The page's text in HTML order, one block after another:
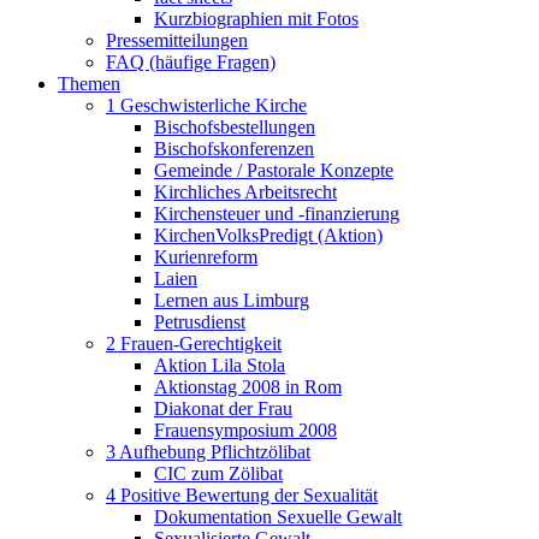
Kurzbiographien mit Fotos
Pressemitteilungen
FAQ (häufige Fragen)
Themen
1 Geschwisterliche Kirche
Bischofsbestellungen
Bischofskonferenzen
Gemeinde / Pastorale Konzepte
Kirchliches Arbeitsrecht
Kirchensteuer und -finanzierung
KirchenVolksPredigt (Aktion)
Kurienreform
Laien
Lernen aus Limburg
Petrusdienst
2 Frauen-Gerechtigkeit
Aktion Lila Stola
Aktionstag 2008 in Rom
Diakonat der Frau
Frauensymposium 2008
3 Aufhebung Pflichtzölibat
CIC zum Zölibat
4 Positive Bewertung der Sexualität
Dokumentation Sexuelle Gewalt